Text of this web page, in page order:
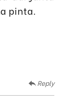
pinta.
Reply